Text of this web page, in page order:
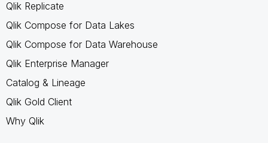
Qlik Replicate
Qlik Compose for Data Lakes
Qlik Compose for Data Warehouse
Qlik Enterprise Manager
Catalog & Lineage
Qlik Gold Client
Why Qlik